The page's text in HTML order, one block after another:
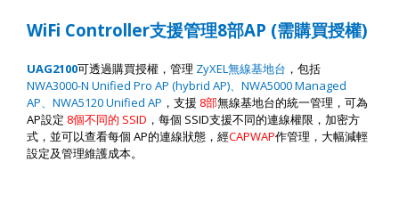
WiFi Controller支援管理8部AP (需購買授權)
UAG2100可透過購買授權，管理 ZyXEL無線基地台 ，包括
NWA3000-N Unified Pro AP (hybrid AP)、 NWA5000 Managed
AP、 NWA5120 Unified AP ，支援 8部無線基地台的統一管理，可為
AP設定 8個不同的 SSID ，每個 SSID支援不同的連線權限，加密方
式，並可以查看每個 AP的連線狀態，經CAPWAP作管理，大幅減輕
設定及管理維護成本。